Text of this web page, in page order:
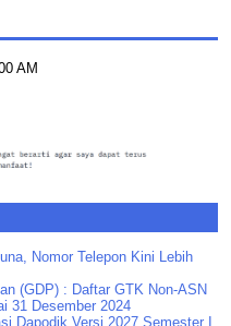
AM
Nomor Telepon Kini Lebih
(GDP) : Daftar GTK Non-ASN
31 Desember 2024
Dapodik Versi 2027 Semester I